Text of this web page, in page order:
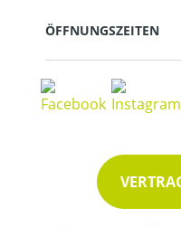
ÖFFNUNGSZEITEN